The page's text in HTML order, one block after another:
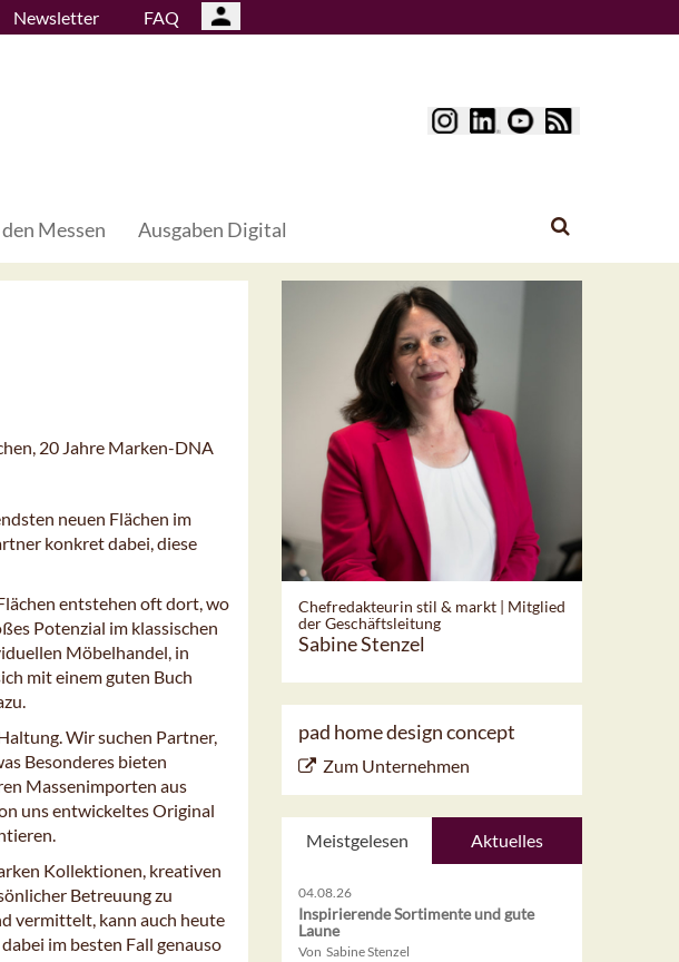
Newsletter FAQ
Messen Ausgaben Digital
20 Jahre Marken-DNA
neuen Flächen im
konkret dabei, diese
entstehen oft dort, wo
Potenzial im klassischen
Möbelhandel, in
mit einem guten Buch
Wir suchen Partner,
Besonderes bieten
Massenimporten aus
uns entwickeltes Original
Kollektionen, kreativen
Betreuung zu
vermittelt, kann auch heute
im besten Fall genauso
Chefredakteurin stil & markt | Mitglied
der Geschäftsleitung
Sabine Stenzel
pad home design concept
Zum Unternehmen
Meistgelesen Aktuelles
04.08.26
Inspirierende Sortimente und gute
Laune
Von Sabine Stenzel